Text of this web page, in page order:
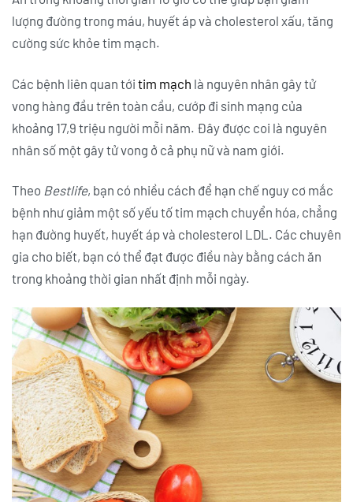
lượng đường trong máu, huyết áp và cholesterol xấu, tăng
cường sức khỏe tim mạch.
Các bệnh liên quan tới tim mạch là nguyên nhân gây tử
vong hàng đầu trên toàn cầu, cướp đi sinh mạng của
khoảng 17,9 triệu người mỗi năm. Đây được coi là nguyên
nhân số một gây tử vong ở cả phụ nữ và nam giới.
Theo Bestlife, bạn có nhiều cách để hạn chế nguy cơ mắc
bệnh như giảm một số yếu tố tim mạch chuyển hóa, chẳng
hạn đường huyết, huyết áp và cholesterol LDL. Các chuyên
gia cho biết, bạn có thể đạt được điều này bằng cách ăn
trong khoảng thời gian nhất định mỗi ngày.